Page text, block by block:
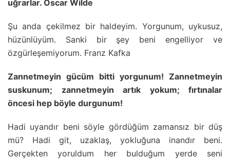
uğrarlar. Oscar Wilde
Şu anda çekilmez bir haldeyim. Yorgunum, uykusuz,
hüzünlüyüm. Sanki bir şey beni engelliyor ve
özgürleşemiyorum. Franz Kafka
Zannetmeyin gücüm bitti yorgunum! Zannetmeyin
suskunum; zannetmeyin artık yokum; fırtınalar
öncesi hep böyle durgunum!
Hadi uyandır beni söyle gördüğüm zamansız bir düş
mü? Hadi git, uzaklaş, yokluğuna inandır beni.
Gerçekten yoruldum her bulduğum yerde seni